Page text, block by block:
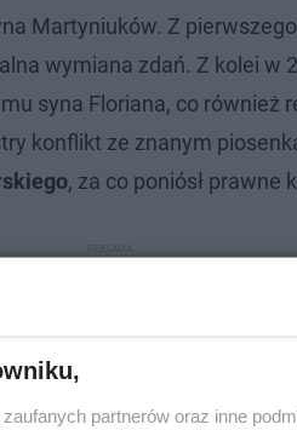
Martyniuków. Z
wymiana zdań. Z kolei w
syna Floriana, co również
konflikt ze znanym
, za co poniósł prawne
partnerów oraz inne